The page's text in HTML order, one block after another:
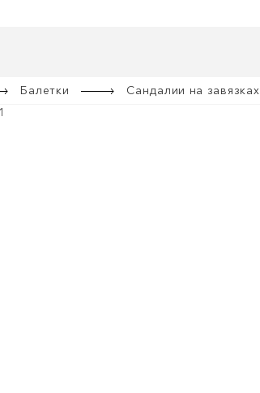
Балетки Сандалии на завязках